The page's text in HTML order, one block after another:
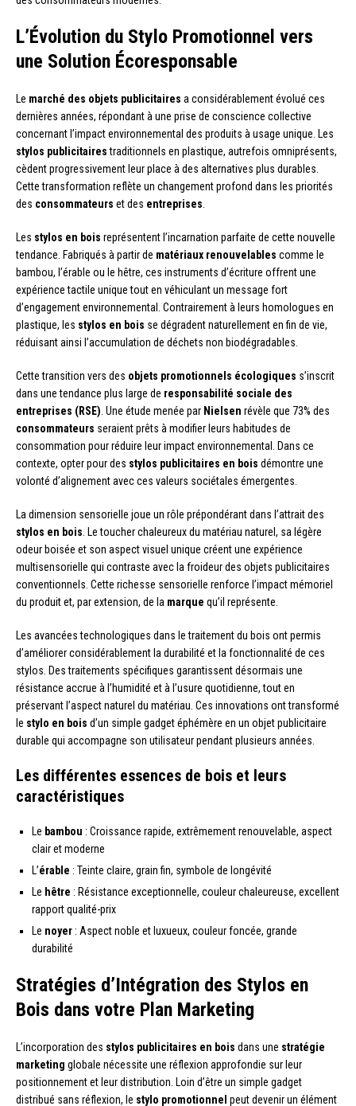
L’Évolution du Stylo Promotionnel vers
une Solution Écoresponsable
Le marché des objets publicitaires a considérablement évolué ces
dernières années, répondant à une prise de conscience collective
concernant l’impact environnemental des produits à usage unique. Les
stylos publicitairestraditionnels en plastique, autrefois omniprésents,
cèdent progressivement leur place à des alternatives plus durables.
Cette transformation reflète un changement profond dans les priorités
des consommateurs et des entreprises
Les stylos en bois représentent l’incarnation parfaite de cette nouvelle
tendance. Fabriqués à partir de matériaux renouvelables comme le
bambou, l’érable ou le hêtre, ces instruments d’écriture offrent une
expérience tactile unique tout en véhiculant un message fort
d’engagement environnemental. Contrairement à leurs homologues en
plastique, les stylos en bois se dégradent naturellement en fin de vie,
réduisant ainsi l’accumulation de déchets non biodégradables.
Cette transition vers des objets promotionnels écologiques s’inscrit
dans une tendance plus large de responsabilité sociale des
entreprises (RSE) . Une étude menée par Nielsen révèle que 73% des
consommateurs seraient prêts à modifier leurs habitudes de
consommation pour réduire leur impact environnemental. Dans ce
contexte, opter pour des stylos publicitaires en bois démontre une
volonté d’alignement avec ces valeurs sociétales émergentes.
La dimension sensorielle joue un rôle prépondérant dans l’attrait des
stylos en bois . Le toucher chaleureux du matériau naturel, sa légère
odeur boisée et son aspect visuel unique créent une expérience
multisensorielle qui contraste avec la froideur des objets publicitaires
conventionnels. Cette richesse sensorielle renforce l’impact mémoriel
du produit et, par extension, de la marque qu’il représente.
Les avancées technologiques dans le traitement du bois ont permis
d’améliorer considérablement la durabilité et la fonctionnalité de ces
stylos. Des traitements spécifiques garantissent désormais une
résistance accrue à l’humidité et à l’usure quotidienne, tout en
préservant l’aspect naturel du matériau. Ces innovations ont transformé
le stylo en bois d’un simple gadget éphémère en un objet publicitaire
durable qui accompagne son utilisateur pendant plusieurs années.
Les différentes essences de bois et leurs
caractéristiques
Le bambou : Croissance rapide, extrêmement renouvelable, aspect
clair et moderne
L’érable : Teinte claire, grain fin, symbole de longévité
Le hêtre : Résistance exceptionnelle, couleur chaleureuse, excellent
rapport qualité-prix
Le noyer : Aspect noble et luxueux, couleur foncée, grande
durabilité
Stratégies d’Intégration des Stylos en
Bois dans votre Plan Marketing
L’incorporation des stylos publicitaires en bois dans une stratégie
marketing globale nécessite une réflexion approfondie sur leur
positionnement et leur distribution. Loin d’être un simple gadget
distribué sans réflexion, le stylo promotionnel peut devenir un élément